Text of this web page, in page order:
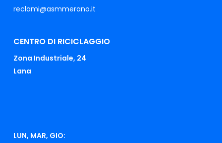
reclami@asmmerano.it
CENTRO DI RICICLAGGIO
Zona Industriale, 24
Lana
LUN, MAR, GIO: